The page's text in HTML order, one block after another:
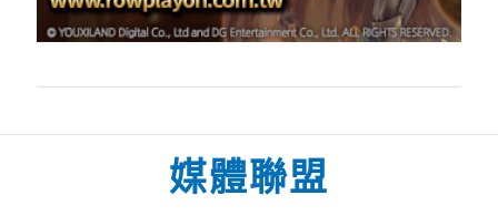
媒體聯盟